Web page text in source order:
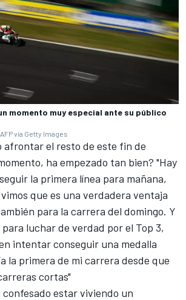
momento muy especial ante su público
vía Getty Images
afrontar el resto de este fin de
ha empezado tan bien? "Hay
la primera línea para mañana,
que es una verdadera ventaja
para la carrera del domingo. Y
luchar de verdad por el Top 3,
intentar conseguir una medalla
la primera de mi carrera desde que
cortas"
estar viviendo un